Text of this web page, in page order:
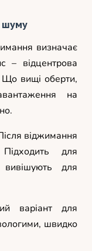
шуму
визначає
– відцентрова
Що вищі оберти,
на
віджимання
для
вивішують для
варіант для
швидко